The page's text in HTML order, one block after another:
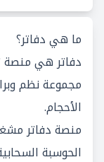
ما هي دفاتر؟
مجموعة نظم
الأحجام.
منصة دفاتر